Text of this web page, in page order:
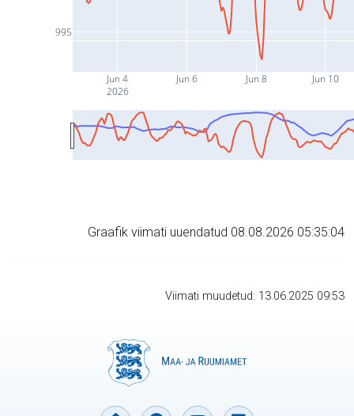
Jun 4
2026
Jun 6 Jun 8 Jun 10
995
Graafik viimati uuendatud 08.08.2026 05:35:04
Viimati muudetud: 13.06.2025 09:53